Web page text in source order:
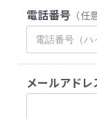
電話番号 （任
メールアドレ